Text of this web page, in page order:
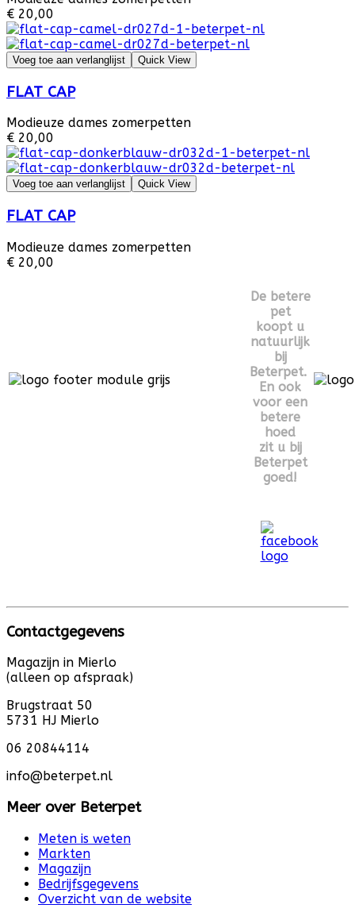
€ 20,00
Voeg toe aan verlanglijst Quick View
FLAT CAP
Modieuze dames zomerpetten
€ 20,00
Voeg toe aan verlanglijst Quick View
FLAT CAP
Modieuze dames zomerpetten
€ 20,00
De betere
pet
koopt u
natuurlijk
bij
Beterpet.
En ook
voor een
betere
hoed
zit u bij
Beterpet
goed!
Contactgegevens
Magazijn in Mierlo
(alleen op afspraak)
Brugstraat 50
5731 HJ Mierlo
06 20844114
info@beterpet.nl
Meer over Beterpet
Meten is weten
Markten
Magazijn
Bedrijfsgegevens
Overzicht van de website